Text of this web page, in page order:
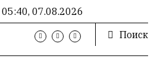
05:40, 07.08.2026
Поиск